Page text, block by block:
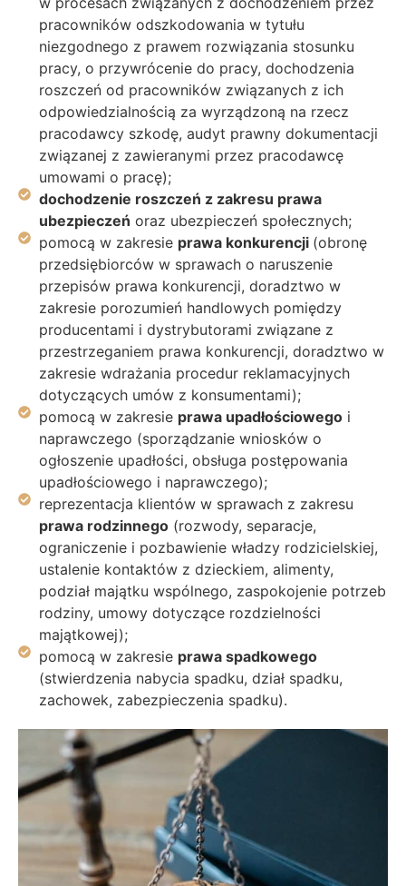
pracowników odszkodowania w tytułu
niezgodnego z prawem rozwiązania stosunku
pracy, o przywrócenie do pracy, dochodzenia
roszczeń od pracowników związanych z ich
odpowiedzialnością za wyrządzoną na rzecz
pracodawcy szkodę, audyt prawny dokumentacji
związanej z zawieranymi przez pracodawcę
umowami o pracę);
dochodzenie roszczeń z zakresu prawa
ubezpieczeń oraz ubezpieczeń społecznych;
pomocą w zakresie prawa konkurencji (obronę
przedsiębiorców w sprawach o naruszenie
przepisów prawa konkurencji, doradztwo w
zakresie porozumień handlowych pomiędzy
producentami i dystrybutorami związane z
przestrzeganiem prawa konkurencji, doradztwo w
zakresie wdrażania procedur reklamacyjnych
dotyczących umów z konsumentami);
pomocą w zakresie prawa upadłościowegoi
naprawczego (sporządzanie wniosków o
ogłoszenie upadłości, obsługa postępowania
upadłościowego i naprawczego);
reprezentacja klientów w sprawach z zakresu
prawa rodzinnego(rozwody, separacje,
ograniczenie i pozbawienie władzy rodzicielskiej,
ustalenie kontaktów z dzieckiem, alimenty,
podział majątku wspólnego, zaspokojenie potrzeb
rodziny, umowy dotyczące rozdzielności
majątkowej);
pomocą w zakresie prawa spadkowego
(stwierdzenia nabycia spadku, dział spadku,
zachowek, zabezpieczenia spadku).